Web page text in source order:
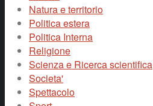
Natura e territorio
Politica estera
Politica Interna
Religione
Scienza e Ricerca scientifica
Societa'
Spettacolo